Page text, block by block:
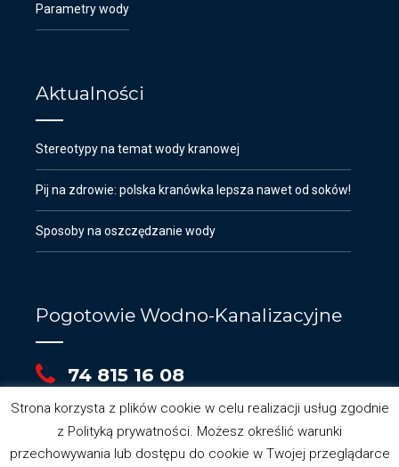
Parametry wody
Aktualności
Stereotypy na temat wody kranowej
Pij na zdrowie: polska kranówka lepsza nawet od soków!
Sposoby na oszczędzanie wody
Pogotowie Wodno-Kanalizacyjne
74 815 16 08
Strona korzysta z plików cookie w celu realizacji usług zgodnie
z Polityką prywatności. Możesz określić warunki
przechowywania lub dostępu do cookie w Twojej przeglądarce